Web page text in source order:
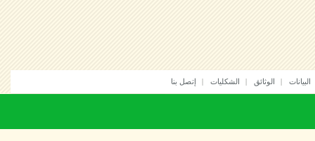
الوثائق الشكليات إتصل بنا